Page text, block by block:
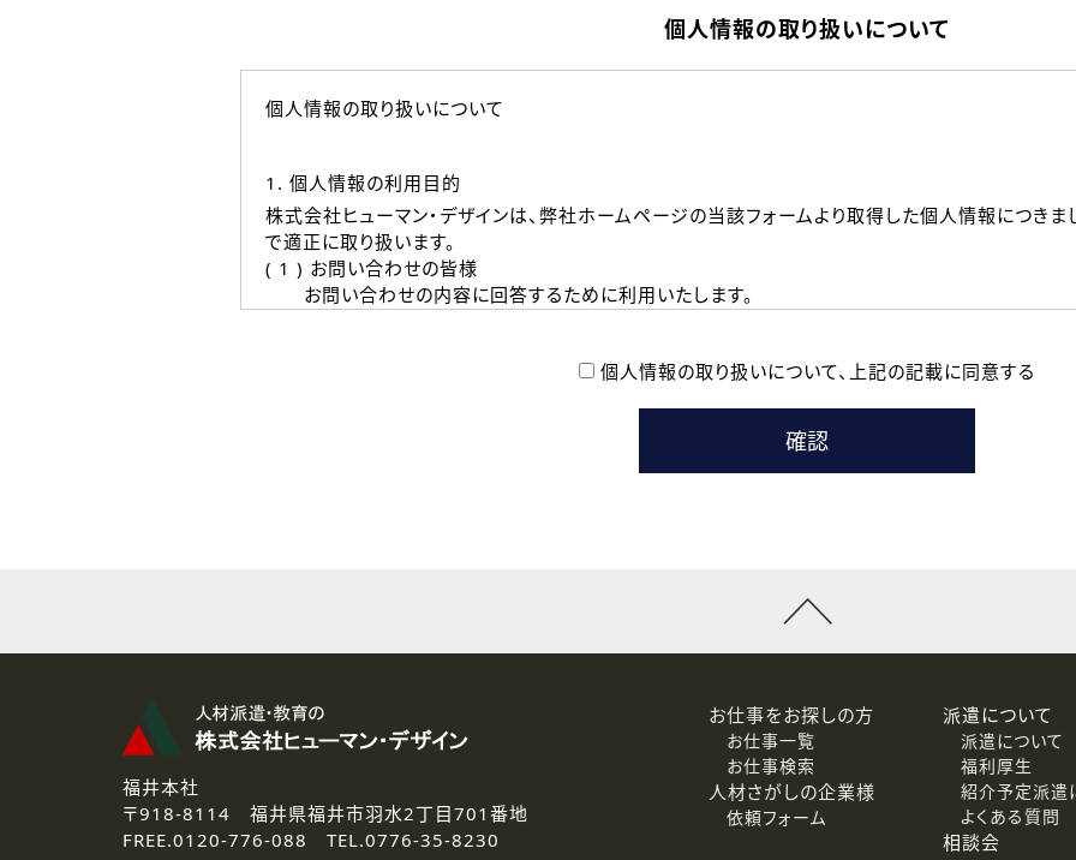
個人情報の取り扱いについて
個人情報の取り扱いについて
1. 個人情報の利用目的
株式会社ヒューマン・デザインは、弊社ホームページの当該フォームより取得した個人情報につき
で適正に取り扱います。
( 1 ) お問い合わせの皆様
お問い合わせの内容に回答するために利用いたします。
本登録に関するご連絡および本登録時の参考情報として利用いたします。
なお、ご連絡手段は、電話・Ｅメールのいずれかの方法といたします。
3.個人情報の取り扱いの委託
弊社の定める個人情報保護の評価基準を満たした委託先に、個人情報を委託する場合があります。
4.個人情報の開示等について
ご提供いただいた個人情報の開示等（利用目的の通知、開示、訂正、追加または削除、利用の停止、
個人情報の取り扱いについて、 上記の記載に同意する
福井本社
〒918-8114 福井県福井市羽水2丁目701番地
FREE.0120-776-088 TEL.0776-35-8230
お仕事をお探しの方
お仕事一覧
お仕事検索
人材さがしの企業様
依頼フォーム
派遣について
派遣について
福利厚生
紹介予定派遣
よくある質問
相談会